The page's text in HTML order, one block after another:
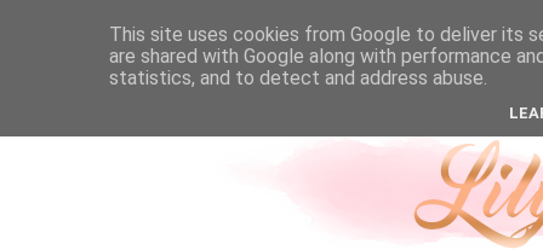
This site uses cookies from Google to deliver its
are shared with Google along with performance
statistics, and to detect and address abuse.